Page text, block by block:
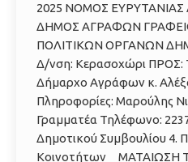
2025 ΝΟΜΟΣ ΕΥΡΥΤΑΝΙΑΣ
ΔΗΜΟΣ ΑΓΡΑΦΩΝ
ΠΟΛΙΤΙΚΩΝ ΟΡΓΑΝΩΝ
Δ/νση: Κερασοχώρι ΠΡΟΣ:
Δήμαρχο Αγράφων κ.
Πληροφορίες: Μαρούλης
Γραμματέα Τηλέφωνο:
Δημοτικού Συμβουλίου 4.
Κοινοτήτων ΜΑΤΑΙΩΣΗ